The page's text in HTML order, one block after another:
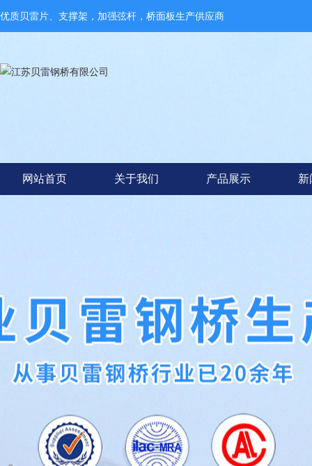
优质贝雷片、支撑架，加强弦杆，桥面板生产供应商
网站首页 关于我们 产品展示 新